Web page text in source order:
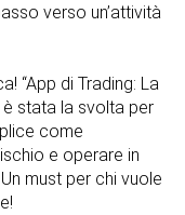
verso un’attività
“App di Trading: La
è stata la svolta per
come
e operare in
must per chi vuole